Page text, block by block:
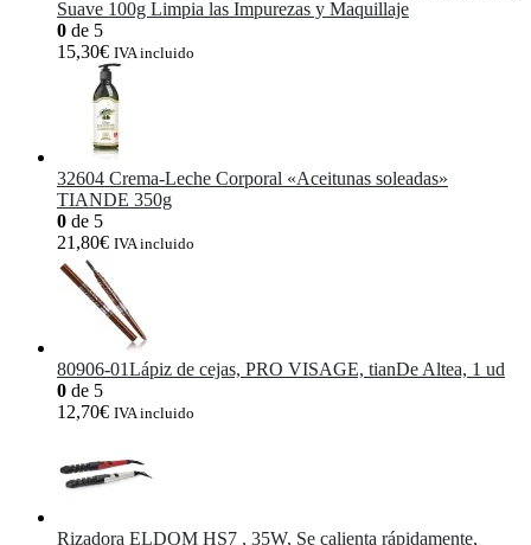
Suave 100g Limpia las Impurezas y Maquillaje
0 de 5
15,30€ IVA incluido
32604 Crema-Leche Corporal «Aceitunas soleadas»
TIANDE 350g
0 de 5
21,80€ IVA incluido
80906-01Lápiz de cejas, PRO VISAGE, tianDe Altea, 1 ud
0 de 5
12,70€ IVA incluido
Rizadora ELDOM HS7 , 35W, Se calienta rápidamente,